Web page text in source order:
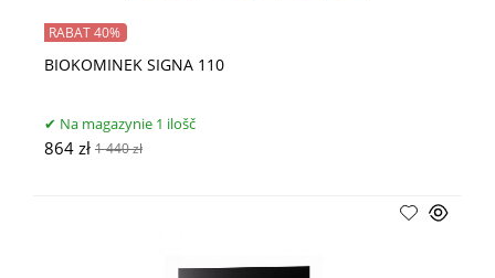
BIOKOMINEK SIGNA 110
RABAT 40%
Na magazynie 1 ilošč
864 zł 1 440 zł